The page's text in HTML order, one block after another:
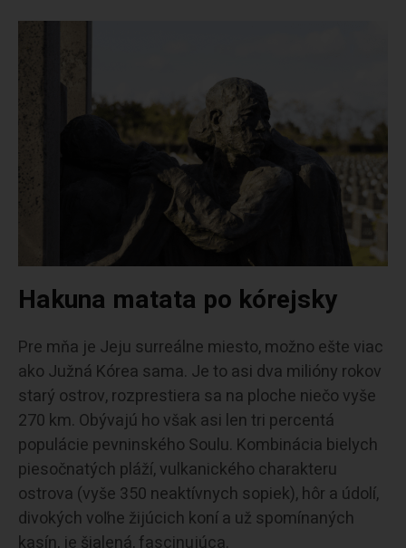
Hakuna matata po kórejsky
Pre mňa je Jeju surreálne miesto, možno ešte viac
ako Južná Kórea sama. Je to asi dva milióny rokov
starý ostrov, rozprestiera sa na ploche niečo vyše
270 km. Obývajú ho však asi len tri percentá
populácie pevninského Soulu. Kombinácia bielych
piesočnatých pláží, vulkanického charakteru
ostrova (vyše 350 neaktívnych sopiek), hôr a údolí,
divokých voľne žijúcich koní a už spomínaných